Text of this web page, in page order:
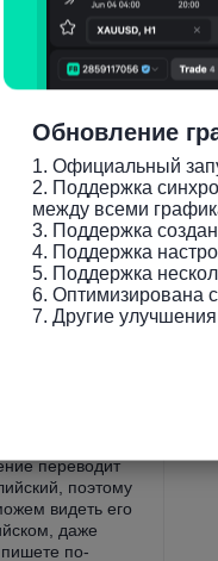
Обновление
1. Официальный
2. Поддержка
между всеми
3. Поддержка
4. Поддержка
5. Поддержка
6. Оптимизирована
7. Другие